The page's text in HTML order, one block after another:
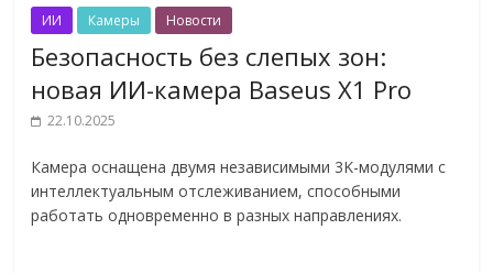
ИИ Камеры Новости
Безопасность без слепых зон:
новая ИИ-камера Baseus X1 Pro
22.10.2025
Камера оснащена двумя независимыми 3K-модулями с
интеллектуальным отслеживанием, способными
работать одновременно в разных направлениях.